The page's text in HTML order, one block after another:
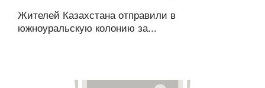
Жителей Казахстана отправили в
южноуральскую колонию за...